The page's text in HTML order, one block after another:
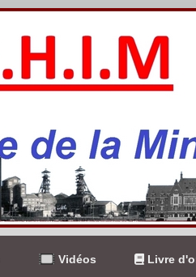
Vidéos Livre